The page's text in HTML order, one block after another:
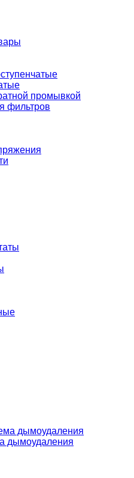
промывкой
фильтров
дымоудаления
дымоудаления